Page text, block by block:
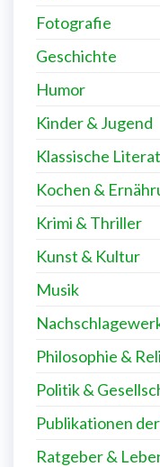
Fotografie
Geschichte
Humor
Kinder & Jugend
Klassische
Kochen &
Krimi & Thriller
Kunst & Kultur
Musik
Philosophie &
Politik &
Publikationen
Ratgeber &